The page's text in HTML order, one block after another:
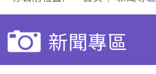
新聞專區